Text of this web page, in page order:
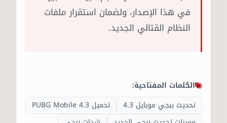
في هذا الإصدار، ولضمان استقرار ملفات
النظام القتالي الجديد.
الكلمات المفتاحية:
تحديث ببجي موبايل 4.3
تحميل PUBG Mobile 4.3